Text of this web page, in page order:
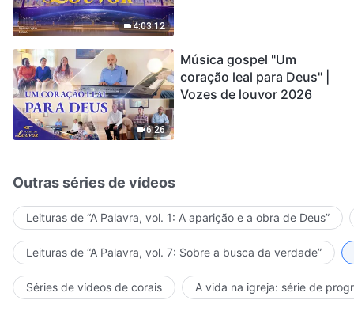
4:03:12
6:26
Música gospel "Um
coração leal para Deus" |
Vozes de louvor 2026
Outras séries de vídeos
Leituras de “A Palavra, vol. 1: A aparição e a obra de Deus”
Leituras de “A Palavra, vol. 7: Sobre a busca da verdade”
Séries de vídeos de corais A vida na igreja: série de